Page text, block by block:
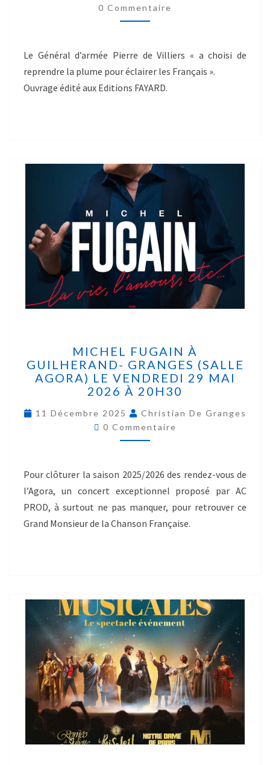
0 Commentaire
Le Général d’armée Pierre de Villiers « a choisi de
reprendre la plume pour éclairer les Français ».
Ouvrage édité aux Editions FAYARD.
MICHEL FUGAIN À
GUILHERAND- GRANGES (SALLE
AGORA) LE VENDREDI 29 MAI
2026 À 20H30
11 Décembre 2025
Christian De Granges
0 Commentaire
Pour clôturer la saison 2025/2026 des rendez-vous de
l’Agora, un concert exceptionnel proposé par AC
PROD, à surtout ne pas manquer, pour retrouver ce
Grand Monsieur de la Chanson Française.